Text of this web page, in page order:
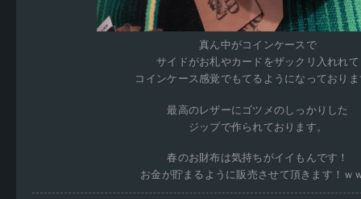
真ん中がコインケースで
サイドがお札やカードをザックリ入れれて
コインケース感覚でもてるようになっており
最高のレザーにゴツメのしっかりした
ジップで作られております。
春のお財布は気持ちがイイもんです！
お金が貯まるように販売させて頂きます！ｗ